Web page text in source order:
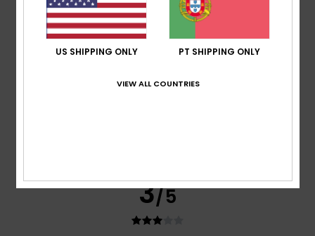
5
3/5
US SHIPPING ONLY PT SHIPPING ONLY
VIEW ALL COUNTRIES